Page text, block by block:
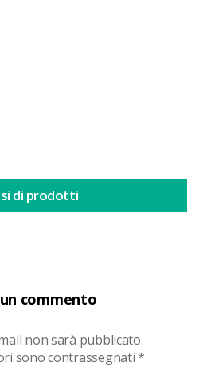
commento
non sarà pubblicato.
sono contrassegnati*
di prodotti